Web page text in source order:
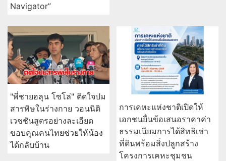
Navigator”
"พี่ชายฮลุน โซโล่" ติดใจปม
สารพิษในร่างกาย วอนนิติ
เวชชันสูตรอย่างละเอียด
ขอบคุณคนไทยช่วยให้น้อง
ได้กลับบ้าน
การเคหะแห่งชาติเปิดให้
เอกชนยื่นข้อเสนอราคาค่า
ธรรมเนียมการได้สิทธิเช่า
ที่ดินพร้อมสิ่งปลูกสร้าง
โครงการเคหะชุมชน